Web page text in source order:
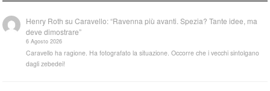
Henry Roth suCaravello: “Ravenna più avanti. Spezia? Tante idee, ma
deve dimostrare”
6 Agosto 2026
Caravello ha ragione. Ha fotografato la situazione. Occorre che i vecchi sintolgano
dagli zebedei!